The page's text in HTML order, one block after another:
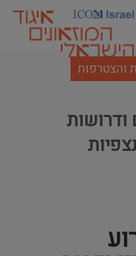
והצטרפות
ודרושות